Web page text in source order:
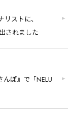
リストに、
されました
ぽ』で「NELU